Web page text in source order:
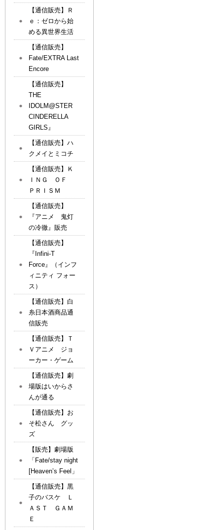
【通信販売】Ｒ
ｅ：ゼロから始
める異世界生活
【通信販売】
Fate/EXTRA Last
Encore
【通信販売】
THE
IDOLM@STER
CINDERELLA
GIRLS』
【通信販売】ハ
クメイとミコチ
【通信販売】Ｋ
ＩＮＧ ＯＦ
ＰＲＩＳＭ
【通信販売】
『アニメ 鬼灯
の冷徹』販売
【通信販売】
『Infini-T
Force』（インフ
ィニティ フォー
ス）
【通信販売】白
糸日本酒商品通
信販売
【通信販売】Ｔ
Ｖアニメ ジョ
ーカー・ゲーム
【通信販売】劇
場版はいからさ
んが通る
【通信販売】お
そ松さん グッ
ズ
【販売】劇場版
「Fate/stay night
[Heaven’s Feel」
【通信販売】黒
子のバスケ Ｌ
ＡＳＴ ＧＡＭ
Ｅ